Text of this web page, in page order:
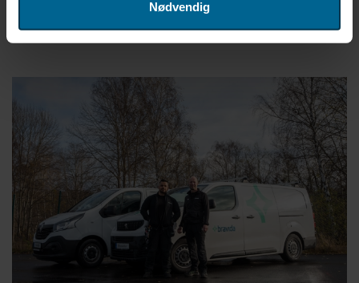
eller som de har samlet inn fra din bruk av deres
innstillinger" i bunnteksten på nettstedet. Bravida
Holding AB er behandlingsansvarlig for
informasjonskapsler og behandling av
personopplysninger. Du kan lese mer om bruken av
informasjonskapsler
her
på nettstedet vårt. I tillegg finner
du informasjon om hvordan du kontakter oss og hvordan
vi behandlerpersonopplysninger . Skriv inn din
samtykke-ID og datoen du kontaktet oss angående
samtykket ditt.
Nødvendig